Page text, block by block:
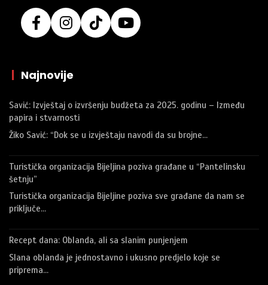
| Najnovije
Savić: Izvještaj o izvršenju budžeta za 2025. godinu – Između
papira i stvarnosti
Žiko Savić: “Dok se u izvještaju navodi da su brojne…
Turistička organizacija Bijeljina poziva građane u “Pantelinsku
šetnju”
Turistička organizacija Bijeljine poziva sve građane da nam se
priključe…
Recept dana: Oblanda, ali sa slanim punjenjem
Slana oblanda je jednostavno i ukusno predjelo koje se
priprema…